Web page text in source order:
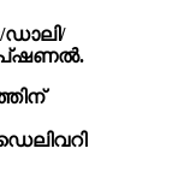
ഡാലി/
.